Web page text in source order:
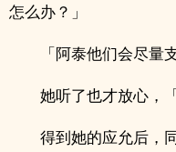
怎么办？」
「阿泰他们会尽量
她听了也才放心，
得到她的应允后，